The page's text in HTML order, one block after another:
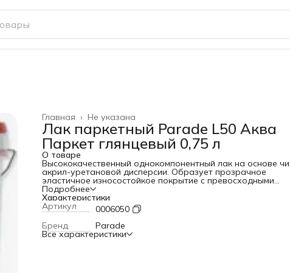
Не указана
Главная ›
Лак паркетный Parade L50 Аква
Паркет глянцевый 0,75 л
О товаре
Высококачественный однокомпонентный лак на основе
акрил-уретановой дисперсии. Образует прозрачное
эластичное износостойкое покрытие с превосходными
декоративными и защитными свойствами. Обладает
прочностью и стойкостью к истиранию, воздействию воды,
алкоголя, масел и моющих средств. Экологичный, без
запаха. Обладает коротким временем высыхания. Готов к
применению. Легко наносится. В основе –
импортные материалы.
Сертифицирована для применения в детских и лечебных
Подробнее
Характеристики
Артикул
0006050
Бренд
Parade
Все характеристики